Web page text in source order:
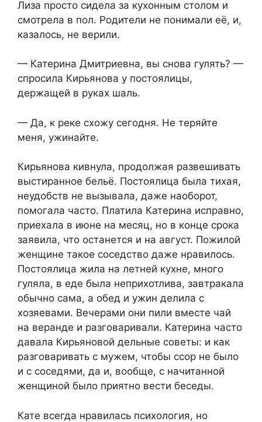
Лиза просто сидела за кухонным столом и
смотрела в пол. Родители не понимали её, и,
казалось, не верили.
— Катерина Дмитриевна, вы снова гулять? —
спросила Кирьянова у постоялицы,
держащей в руках шаль.
— Да, к реке схожу сегодня. Не теряйте
меня, ужинайте.
Кирьянова кивнула, продолжая развешивать
выстиранное бельё. Постоялица была тихая,
неудобств не вызывала, даже наоборот,
помогала часто. Платила Катерина исправно,
приехала в июне на месяц, но в конце срока
заявила, что останется и на август. Пожилой
женщине такое соседство даже нравилось.
Постоялица жила на летней кухне, много
гуляла, в еде была неприхотлива, завтракала
обычно сама, а обед и ужин делила с
хозяевами. Вечерами они пили вместе чай
на веранде и разговаривали. Катерина часто
давала Кирьяновой дельные советы: и как
разговаривать с мужем, чтобы ссор не было
и с соседями, да и, вообще, с начитанной
женщиной было приятно вести беседы.
Кате всегда нравилась психология, но